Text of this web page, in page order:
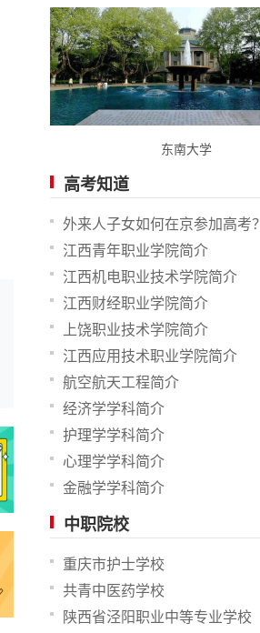
东南大学
高考知道
外来人子女如何在京参加高考？
江西青年职业学院简介
江西机电职业技术学院简介
江西财经职业学院简介
上饶职业技术学院简介
江西应用技术职业学院简介
航空航天工程简介
经济学学科简介
护理学学科简介
心理学学科简介
金融学学科简介
中职院校
重庆市护士学校
共青中医药学校
陕西省泾阳职业中等专业学校